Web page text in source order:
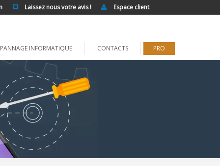
Espace client
Laissez nous votre avis !
INFORMATIQUE CONTACTS PRO